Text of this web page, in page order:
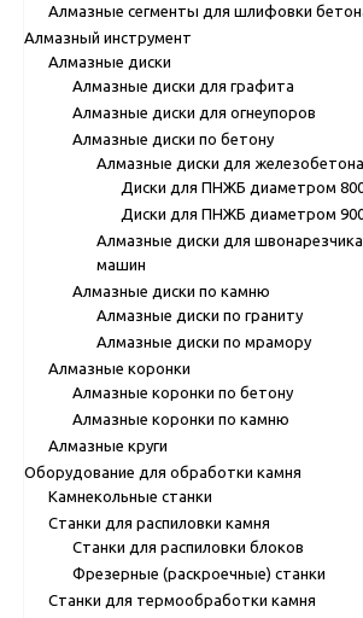
Алмазные сегменты для шлифовки
Алмазный инструмент
Алмазные диски
Алмазные диски для графита
Алмазные диски для огнеупоров
Алмазные диски по бетону
Алмазные диски для
Диски для ПНЖБ диаметром
Диски для ПНЖБ диаметром
Алмазные диски для
машин
Алмазные диски по камню
Алмазные диски по граниту
Алмазные диски по мрамору
Алмазные коронки
Алмазные коронки по бетону
Алмазные коронки по камню
Алмазные круги
Оборудование для обработки камня
Камнекольные станки
Станки для распиловки камня
Станки для распиловки блоков
Фрезерные (раскроечные) станки
Станки для термообработки камня